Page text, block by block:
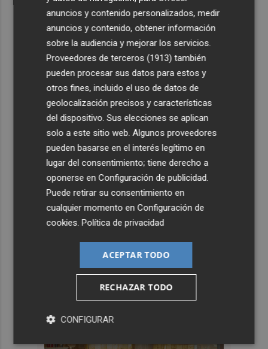
anuncios y contenido personalizados, medir
anuncios y contenido, obtener información
sobre la audiencia y mejorar los servicios.
Proveedores de terceros (1913) también
pueden procesar sus datos para estos y
otros fines, incluido el uso de datos de
geolocalización precisos y características
del dispositivo. Sus elecciones se aplican
solo a este sitio web. Algunos proveedores
pueden basarse en el interés legítimo en
lugar del consentimiento; tiene derecho a
oponerse enConfiguración de publicidad
Puede retirar su consentimiento en
cualquier momento enConfiguración de
cookies .Política de privacidad
ACEPTAR TODO
RECHAZAR TODO
CONFIGURAR